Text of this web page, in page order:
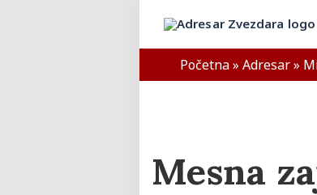
Početna» Adresar»
Mesna